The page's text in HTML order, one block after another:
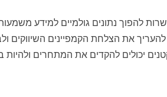
להפוך נתונים גולמיים למידע
את הצלחת הקמפיינים השיווקים
יכולים להקדים את המתחרים ולהיות